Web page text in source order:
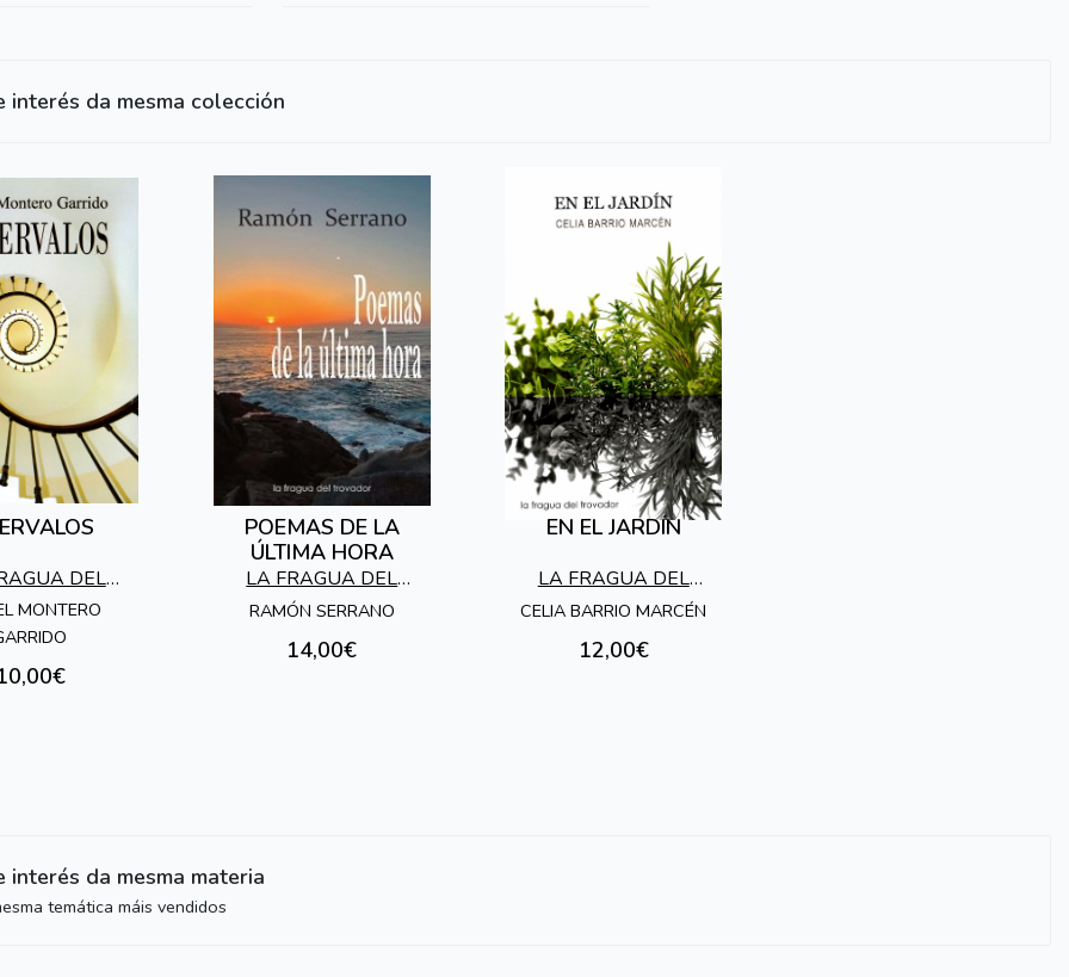
interés da mesma colección
DEL
MONTERO
POEMAS DE LA
ÚLTIMA HORA
LA FRAGUA DEL
TROVADOR
RAMÓN SERRANO
14,00€
EN EL JARDÍN
LA FRAGUA DEL
TROVADOR
CELIA BARRIO MARCÉN
12,00€
interés da mesma materia
temática máis vendidos